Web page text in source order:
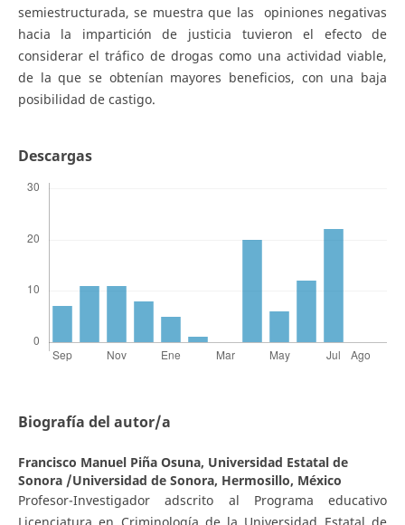
semiestructurada, se muestra que las opiniones negativas
hacia la impartición de justicia tuvieron el efecto de
considerar el tráfico de drogas como una actividad viable,
de la que se obtenían mayores beneficios, con una baja
posibilidad de castigo.
Descargas
Biografía del autor/a
Francisco Manuel Piña Osuna, Universidad Estatal de
Sonora /Universidad de Sonora, Hermosillo, México
Profesor-Investigador adscrito al Programa educativo
Licenciatura en Criminología de la Universidad Estatal de